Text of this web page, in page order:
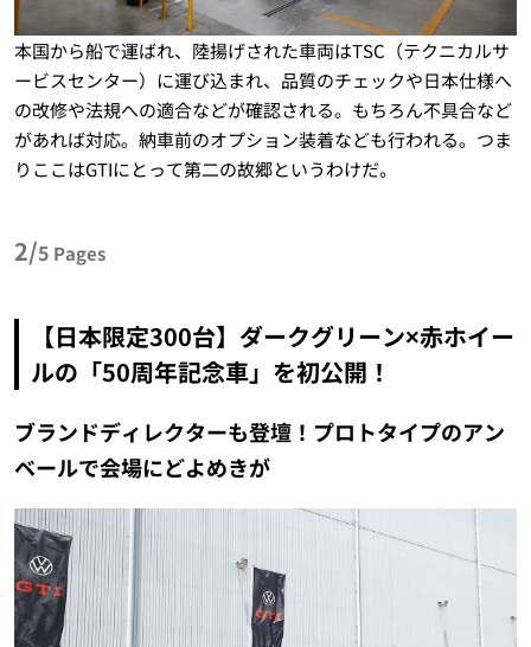
本国から船で運ばれ、陸揚げされた車両はTSC（テクニカルサ
ービスセンター）に運び込まれ、品質のチェックや日本仕様へ
の改修や法規への適合などが確認される。もちろん不具合など
があれば対応。納車前のオプション装着なども行われる。つま
りここはGTIにとって第二の故郷というわけだ。
2/5 Pages
【日本限定300台】ダークグリーン×赤ホイー
ルの「50周年記念車」を初公開！
ブランドディレクターも登壇！プロトタイプのアン
ベールで会場にどよめきが